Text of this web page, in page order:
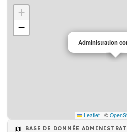
Administration
+
−
Leaflet | ©
BASE DE DONNÉE